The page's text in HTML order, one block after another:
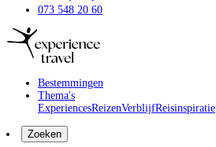
073 548 20 60
Bestemmingen
Thema's
ExperiencesReizenVerblijfReisinspiratie
Zoeken